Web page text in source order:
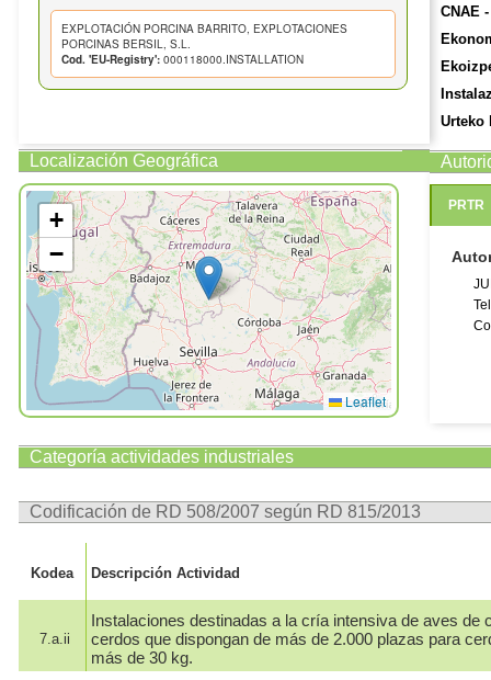
EXPLOTACIÓN PORCINA BARRITO, EXPLOTACIONES
PORCINAS BERSIL, S.L.
Cod. 'EU-Registry': 000118000.INSTALLATION
Localización Geográfica
+
−
Leaflet
CNAE
Urteko
Web
PRTR
Categoría actividades industriales
Codificación de RD 508/2007 según RD 815/2013
Kodea Descripción Actividad
7.a.ii
Instalaciones destinadas a la cría intensiva de aves de
cerdos que dispongan de más de 2.000 plazas para
más de 30 kg.